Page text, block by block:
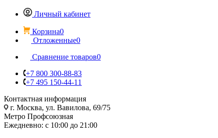
Личный кабинет
Корзина0
Отложенные0
Сравнение товаров0
+7 800 300-88-83
+7 495 150-44-11
Контактная информация
г. Москва, ул. Вавилова, 69/75
Метро Профсоюзная
Ежедневно: с 10:00 до 21:00